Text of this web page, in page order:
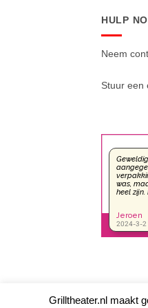
HULP
Neem
Stuur een
Grilltheater.nl maakt